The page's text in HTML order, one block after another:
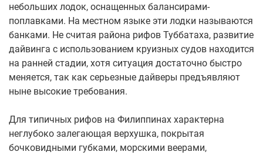
небольших лодок, оснащенных балансирами-
поплавками. На местном языке эти лодки называются
банками. Не считая района рифов Туббатаха, развитие
дайвинга с использованием круизных судов находится
на ранней стадии, хотя ситуация достаточно быстро
меняется, так как серьезные дайверы предъявляют
ныне высокие требования.
Для типичных рифов на Филиппинах характерна
неглубоко залегающая верхушка, покрытая
бочковидными губками, морскими веерами,